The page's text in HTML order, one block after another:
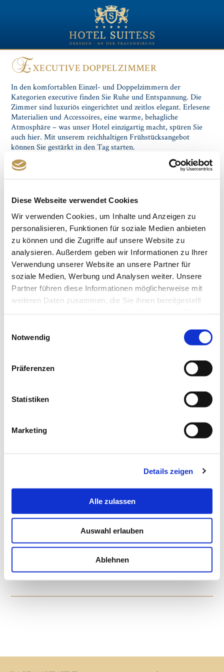
Diese Webseite verwendet Cookies
Wir verwenden Cookies, um Inhalte und Anzeigen zu
personalisieren, Funktionen für soziale Medien anbieten
zu können und die Zugriffe auf unsere Website zu
analysieren. Außerdem geben wir Informationen zu Ihrer
Verwendung unserer Website an unsere Partner für
soziale Medien, Werbung und Analysen weiter. Unsere
Partner führen diese Informationen möglicherweise mit
weiteren Daten zusammen, die Sie ihnen bereitgestellt
Notwendig
Präferenzen
Statistiken
Marketing
Details zeigen
Alle zulassen
Auswahl erlauben
Ablehnen
EXECUTIVE DOPPELZIMMER
In den komfortablen Einzel- und Doppelzimmern der
Kategorien executive finden Sie Ruhe und Entspannung. Die
Zimmer sind luxuriös eingerichtet und zeitlos elegant. Erlesene
Materialien und Accessoires, eine warme, behagliche
Atmosphäre – was unser Hotel einzigartig macht, spüren Sie
auch hier. Mit unserem reichhaltigen Frühstücksangebot
können Sie gestärkt in den Tag starten.
BESCHREIBUNG
und einem Bad aus italienischem Marmor mit Badewanne,
Haartrockner, Bademantel und Slipper. Das Doppelzimmer ist
Teppichboden, TV/Radio.
Buchen